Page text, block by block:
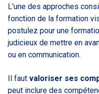
L’une des approches
fonction de la formation
postulez pour une
judicieux de mettre en
ou en communication.
Il faut valoriser ses
peut inclure des